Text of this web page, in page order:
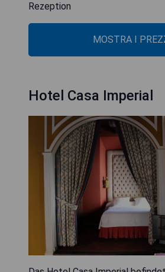
Rezeption
MOSTRA I
Hotel Casa Imperial